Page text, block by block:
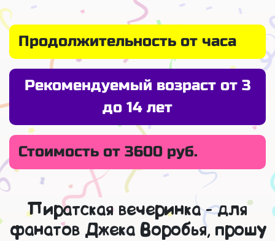
Продолжительность от часа
Рекомендуемый возраст от 3
до 14 лет
Стоимость от 3600 руб.
Пиратская вечеринка - для
фанатов Джека Воробья, прошу